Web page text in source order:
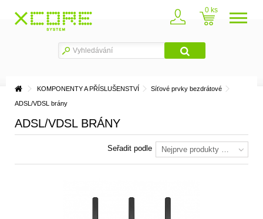
0
KOMPONENTY A PŘÍSLUŠENSTVÍ Síťové prvky bezdrátové
ADSL/VDSL brány
ADSL/VDSL BRÁNY
Seřadit podle Nejprve produkty skladem